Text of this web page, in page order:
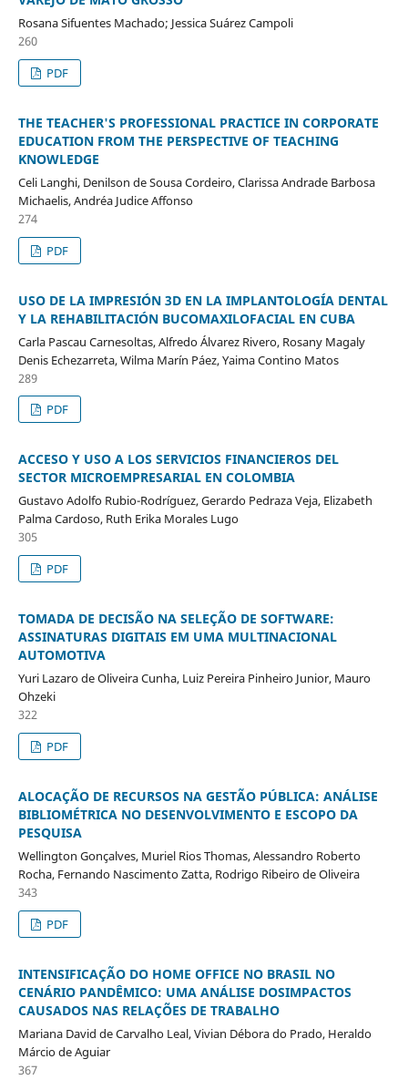
Rosana Sifuentes Machado; Jessica Suárez Campoli
260
PDF
THE TEACHER'S PROFESSIONAL PRACTICE IN CORPORATE
EDUCATION FROM THE PERSPECTIVE OF TEACHING
KNOWLEDGE
Celi Langhi, Denilson de Sousa Cordeiro, Clarissa Andrade Barbosa
Michaelis, Andréa Judice Affonso
274
PDF
USO DE LA IMPRESIÓN 3D EN LA IMPLANTOLOGÍA DENTAL
Y LA REHABILITACIÓN BUCOMAXILOFACIAL EN CUBA
Carla Pascau Carnesoltas, Alfredo Álvarez Rivero, Rosany Magaly
Denis Echezarreta, Wilma Marín Páez, Yaima Contino Matos
289
PDF
ACCESO Y USO A LOS SERVICIOS FINANCIEROS DEL
SECTOR MICROEMPRESARIAL EN COLOMBIA
Gustavo Adolfo Rubio-Rodríguez, Gerardo Pedraza Veja, Elizabeth
Palma Cardoso, Ruth Erika Morales Lugo
305
PDF
TOMADA DE DECISÃO NA SELEÇÃO DE SOFTWARE:
ASSINATURAS DIGITAIS EM UMA MULTINACIONAL
AUTOMOTIVA
Yuri Lazaro de Oliveira Cunha, Luiz Pereira Pinheiro Junior, Mauro
Ohzeki
322
PDF
ALOCAÇÃO DE RECURSOS NA GESTÃO PÚBLICA: ANÁLISE
BIBLIOMÉTRICA NO DESENVOLVIMENTO E ESCOPO DA
PESQUISA
Wellington Gonçalves, Muriel Rios Thomas, Alessandro Roberto
Rocha, Fernando Nascimento Zatta, Rodrigo Ribeiro de Oliveira
343
PDF
INTENSIFICAÇÃO DO HOME OFFICE NO BRASIL NO
CENÁRIO PANDÊMICO: UMA ANÁLISE DOSIMPACTOS
CAUSADOS NAS RELAÇÕES DE TRABALHO
Mariana David de Carvalho Leal, Vivian Débora do Prado, Heraldo
Márcio de Aguiar
367